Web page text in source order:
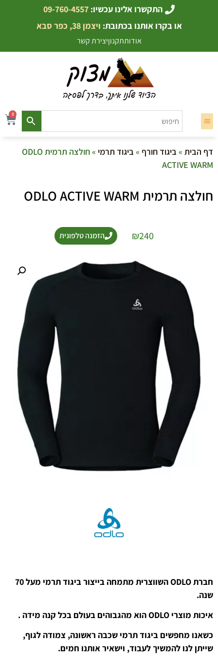
התקשרו אלינו עכשיו: 09-760-4557
או בקרו אותנו בכתובת: ויצמן 38, כפר סבא
אודותתקנוןיצירת קשר
0
דף הבית » ביגוד חורף » ביגוד תרמי
» חולצה תרמית ODLO
ACTIVE WARM
חולצה תרמית ODLO ACTIVE WARM
₪240 הזמנה טלפונית
חברת ODLO השווצרית מתמחה בייצור ביגוד תרמי מעל 70
שנה.
איכות מוצרי ODLO הוא מהגבוהים בעולם בכל קנה מידה .
כשאנו מחפשים ביגוד תרמי שכבה ראשונה, צמודה לגוף,
שייתן לנו להמשיך לעבוד, וישאיר אותנו חמים.